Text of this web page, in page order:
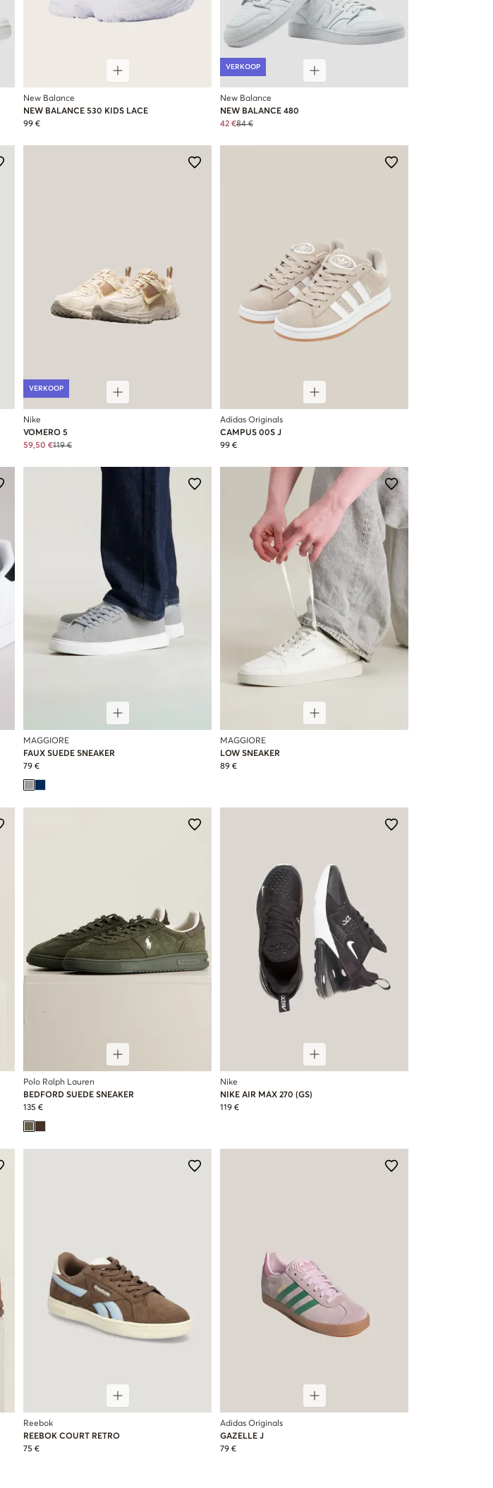
New Balance
NEW BALANCE 530 KIDS LACE
99 €
VERKOOP
New Balance
NEW BALANCE 480
42 €84 €
VERKOOP
Nike
VOMERO 5
59,50 €119 €
Adidas Originals
CAMPUS 00S J
99 €
MAGGIORE
FAUX SUEDE SNEAKER
79 €
MAGGIORE
LOW SNEAKER
89 €
Polo Ralph Lauren
BEDFORD SUEDE SNEAKER
135 €
Nike
NIKE AIR MAX 270 (GS)
119 €
Reebok
REEBOK COURT RETRO
75 €
Adidas Originals
GAZELLE J
79 €